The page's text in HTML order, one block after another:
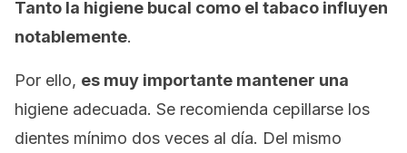
Tanto la higiene bucal como el tabaco influyen
notablemente.
Por ello, es muy importante mantener una
higiene adecuada. Se recomienda cepillarse los
dientes mínimo dos veces al día. Del mismo